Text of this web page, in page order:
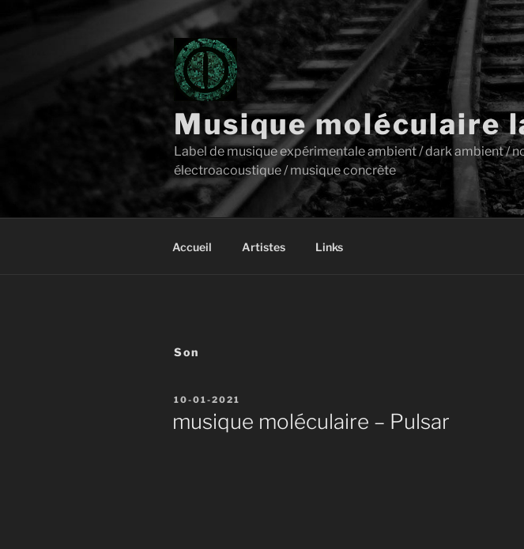
Musique moléculaire
Label de musique expérimentale ambient / dark ambient /
électroacoustique / musique concrète
Accueil Artistes Links
Son
Publié
10-01-2021
musique moléculaire – Pulsar